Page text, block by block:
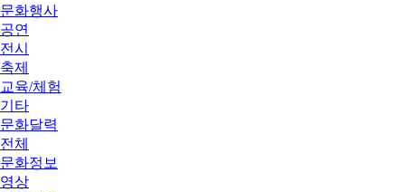
문화행사
공연
전시
축제
교육/체험
기타
문화달력
전체
문화정보
영상